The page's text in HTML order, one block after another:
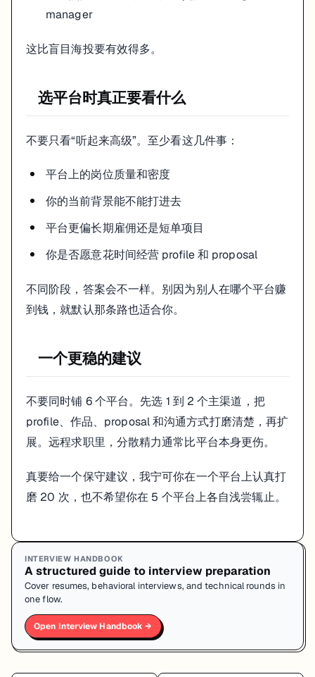
manager
这比盲目海投要有效得多。
选平台时真正要看什么
不要只看“听起来高级”。至少看这几件事：
平台上的岗位质量和密度
你的当前背景能不能打进去
平台更偏长期雇佣还是短单项目
你是否愿意花时间经营 profile 和 proposal
不同阶段，答案会不一样。别因为别人在哪个平台赚
到钱，就默认那条路也适合你。
一个更稳的建议
不要同时铺 6 个平台。先选 1 到 2 个主渠道，把
profile、作品、proposal 和沟通方式打磨清楚，再扩
展。远程求职里，分散精力通常比平台本身更伤。
真要给一个保守建议，我宁可你在一个平台上认真打
磨 20 次，也不希望你在 5 个平台上各自浅尝辄止。
INTERVIEW HANDBOOK
A structured guide to interview preparation
Cover resumes, behavioral interviews, and technical rounds in
one flow.
Open Interview Handbook →